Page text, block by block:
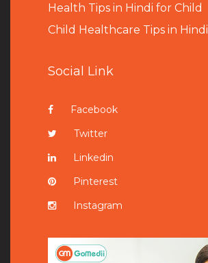
Health Tips in Hindi for Child
Child Healthcare Tips in Hindi
Social Link
Facebook
Twitter
Linkedin
Pinterest
Instagram